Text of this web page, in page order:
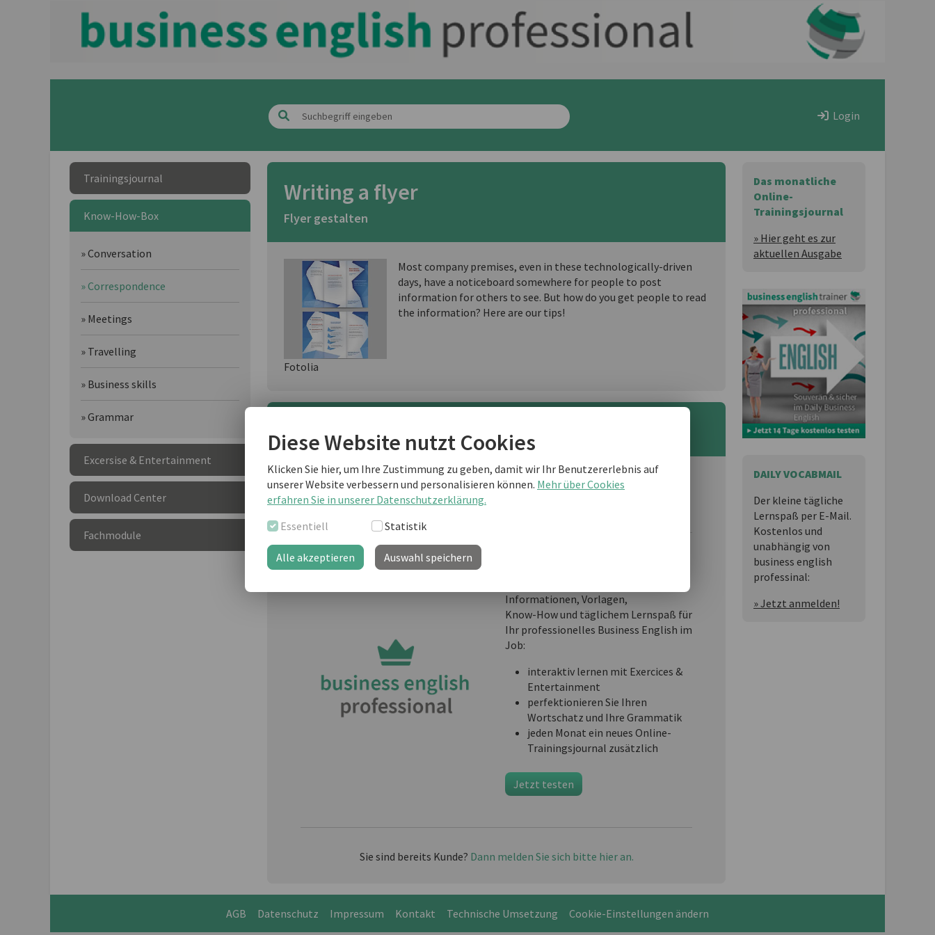
Diese Website nutzt Cookies
Klicken Sie hier, um Ihre Zustimmung zu geben, damit wir Ihr Benutzererlebnis auf
unserer Website verbessern und personalisieren können. Mehr über Cookies
erfahren Sie in unserer Datenschutzerklärung.
Essentiell
Statistik
Alle akzeptieren Auswahl speichern
Login
Trainingsjournal
Know-How-Box
» Conversation
» Correspondence
» Meetings
» Travelling
» Business skills
» Grammar
Excersise & Entertainment
Download Center
Fachmodule
Das monatliche
Online-
Trainingsjournal
» Hier geht es zur
aktuellen Ausgabe
DAILY VOCABMAIL
Der kleine tägliche
Lernspaß per E-Mail.
Kostenlos und
unabhängig von
business english
professinal:
» Jetzt anmelden!
Writing a flyer
Flyer gestalten
Fotolia
Most company premises, even in these technologically-driven
days, have a noticeboard somewhere for people to post
information for others to see. But how do you get people to read
the information? Here are our tips!
Weiterlesen als business english Kunde
Sie sind noch kein "business english professional"-Kunde und möchten
weiterlesen?
Informationen, Vorlagen,
Know-How und täglichem Lernspaß für
Ihr professionelles Business English im
Job:
interaktiv lernen mit Exercices &
Entertainment
perfektionieren Sie Ihren
Wortschatz und Ihre Grammatik
jeden Monat ein neues Online-
Trainingsjournal zusätzlich
Jetzt testen
Sie sind bereits Kunde? Dann melden Sie sich bitte hier an.
AGB Datenschutz Impressum Kontakt Technische Umsetzung Cookie-Einstellungen ändern